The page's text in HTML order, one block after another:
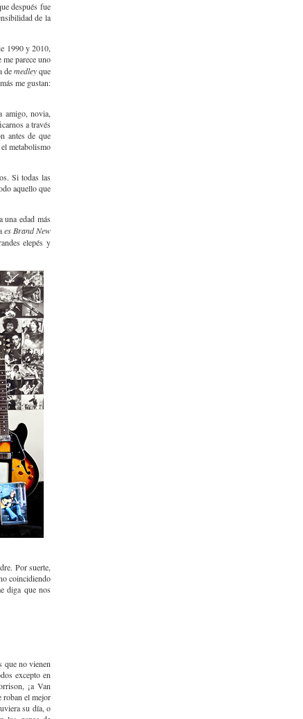
después fue
de la
1990 y 2010,
parece uno
demedleyque
me gustan:
amigo, novia,
a través
antes de que
metabolismo
Si todas las
aquello que
edad más
es Brand New
elepés y
Por suerte,
coincidiendo
diga que nos
que no vienen
excepto en
¡a Van
roban el mejor
su día, o